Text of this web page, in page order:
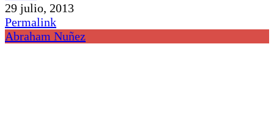
29 julio, 2013
Permalink
Abraham Nuñez